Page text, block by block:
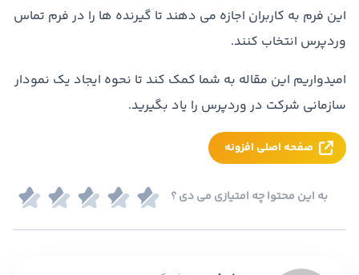
این فرم به کاربران اجازه می دهند تا گیرنده ها را در فرم تماس
وردپرس انتخاب کنند.
امیدواریم این مقاله به شما کمک کند تا نحوه ایجاد یک نمودار
سازمانی شرکت در وردپرس را یاد بگیرید.
صفحه اصلی افزونه
به این محتوا چه امتیازی می دی ؟